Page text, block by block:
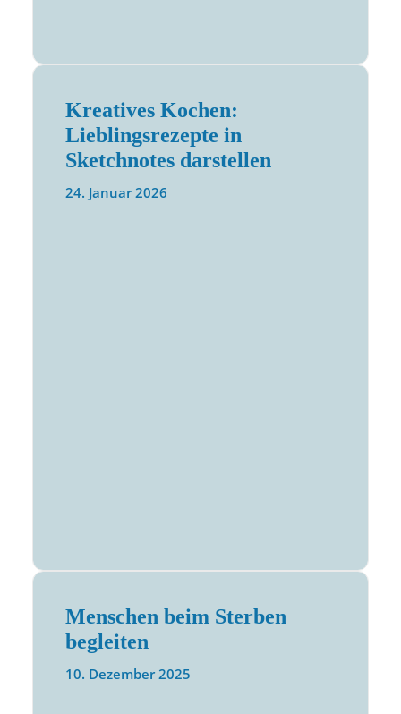
Kreatives Kochen:
Lieblingsrezepte in
Sketchnotes darstellen
24. Januar 2026
Menschen beim Sterben
begleiten
10. Dezember 2025